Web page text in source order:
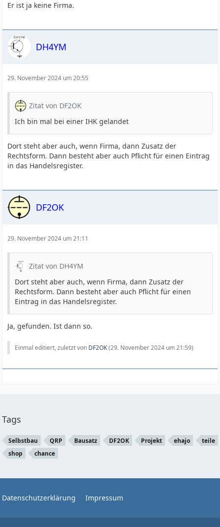
Er ist ja keine Firma.
DH4YM
29. November 2024 um 20:55
Zitat von DF2OK
Ich bin mal bei einer IHK gelandet
Dort steht aber auch, wenn Firma, dann Zusatz der
Rechtsform. Dann besteht aber auch Pflicht für einen Eintrag
in das Handelsregister.
DF2OK
29. November 2024 um 21:11
Zitat von DH4YM
Dort steht aber auch, wenn Firma, dann Zusatz der
Rechtsform. Dann besteht aber auch Pflicht für einen
Eintrag in das Handelsregister.
Ja, gefunden. Ist dann so.
Einmal editiert, zuletzt von DF2OK(29. November 2024 um 21:59)
Tags
Selbstbau QRP Bausatz DF2OK Projekt ehajo
teile
shop
chance
Datenschutzerklärung Impressum